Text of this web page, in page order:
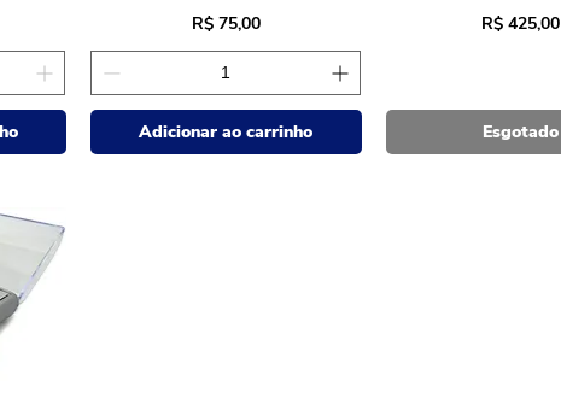
Preço
R$ 75,00
Adicionar ao carrinho
Preço
R$ 425,00
Esgotado